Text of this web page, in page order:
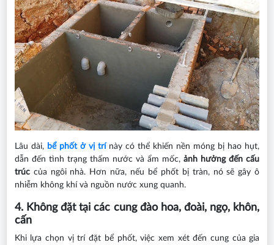
Lâu dài, bể phốt ở vị trí này có thể khiến nền móng bị hao hụt,
dẫn đến tình trạng thấm nước và ẩm mốc,ảnh hưởng đến cấu
trúccủa ngôi nhà. Hơn nữa, nếu bể phốt bị tràn, nó sẽ gây ô
nhiễm không khí và nguồn nước xung quanh.
4. Không đặt tại các cung đào hoa, đoài, ngọ, khôn,
cấn
Khi lựa chọn vị trí đặt bể phốt, việc xem xét đến cung của gia